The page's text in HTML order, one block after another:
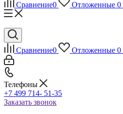
Сравнение0 Отложенные 0
Сравнение0 Отложенные 0
Телефоны
+7 499 714- 51-35
Заказать звонок